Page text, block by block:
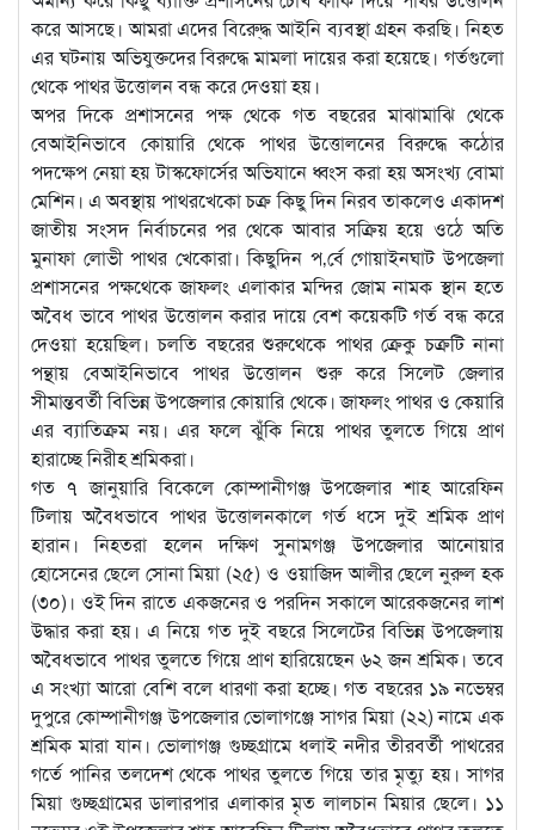
করে আসছে। আমরা এদের বিরু্েদ্ধ আইনি ব্যবস্থা গ্রহন করছি। নিহত
এর ঘটনায় অভিযুক্তদের বিরুদ্ধে মামলা দায়ের করা হয়েছে। গর্তগুলো
থেকে পাথর উত্তোলন বন্ধ করে দেওয়া হয়।
অপর দিকে প্রশাসনের পক্ষ থেকে গত বছরের মাঝামাঝি থেকে
বেআইনিভাবে কোয়ারি থেকে পাথর উত্তোলনের বিরুদ্ধে কঠোর
পদক্ষেপ নেয়া হয় টাস্কফোর্সের অভিযানে ধ্বংস করা হয় অসংখ্য বোমা
মেশিন। এ অবস্থায় পাথরখেকো চক্র কিছু দিন নিরব তাকলেও একাদশ
জাতীয় সংসদ নির্বাচনের পর থেকে আবার সক্রিয় হয়ে ওঠে অতি
মুনাফা লোভী পাথর খেকোরা। কিছুদিন প‚র্বে গোয়াইনঘাট উপজেলা
প্রশাসনের পক্ষথেকে জাফলং এলাকার মন্দির জোম নামক স্থান হতে
অবৈধ ভাবে পাথর উত্তোলন করার দায়ে বেশ কয়েকটি গর্ত বন্ধ করে
দেওয়া হয়েছিল। চলতি বছরের শুরুথেকে পাথর ক্রেকু চক্রটি নানা
পন্থায় বেআইনিভাবে পাথর উত্তোলন শুরু করে সিলেট জেলার
সীমান্তবর্তী বিভিন্ন উপজেলার কোয়ারি থেকে। জাফলং পাথর ও কেয়ারি
এর ব্যাতিক্রম নয়। এর ফলে ঝুঁকি নিয়ে পাথর তুলতে গিয়ে প্রাণ
হারাচ্ছে নিরীহ শ্রমিকরা।
গত ৭ জানুয়ারি বিকেলে কোম্পানীগঞ্জ উপজেলার শাহ আরেফিন
টিলায় অবৈধভাবে পাথর উত্তোলনকালে গর্ত ধসে দুই শ্রমিক প্রাণ
হারান। নিহতরা হলেন দক্ষিণ সুনামগঞ্জ উপজেলার আনোয়ার
হোসেনের ছেলে সোনা মিয়া (২৫) ও ওয়াজিদ আলীর ছেলে নুরুল হক
(৩০)। ওই দিন রাতে একজনের ও পরদিন সকালে আরেকজনের লাশ
উদ্ধার করা হয়। এ নিয়ে গত দুই বছরে সিলেটের বিভিন্ন উপজেলায়
অবৈধভাবে পাথর তুলতে গিয়ে প্রাণ হারিয়েছেন ৬২ জন শ্রমিক। তবে
এ সংখ্যা আরো বেশি বলে ধারণা করা হচ্ছে। গত বছরের ১৯ নভেম্বর
দুপুরে কোম্পানীগঞ্জ উপজেলার ভোলাগঞ্জে সাগর মিয়া (২২) নামে এক
শ্রমিক মারা যান। ভোলাগঞ্জ গুচ্ছগ্রামে ধলাই নদীর তীরবর্তী পাথরের
গর্তে পানির তলদেশ থেকে পাথর তুলতে গিয়ে তার মৃত্যু হয়। সাগর
মিয়া গুচ্ছগ্রামের ডালারপার এলাকার মৃত লালচান মিয়ার ছেলে। ১১